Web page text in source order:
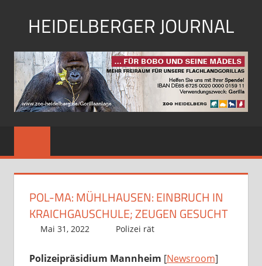
HEIDELBERGER JOURNAL
unabhängiges,
überparteiliches,
kostenloses
stadt
journal
POL-MA: MÜHLHAUSEN: EINBRUCH IN
KRAICHGAUSCHULE; ZEUGEN GESUCHT
Mai 31, 2022 Richard Uhl
Polizei rät
Polizeipräsidium Mannheim [Newsroom]